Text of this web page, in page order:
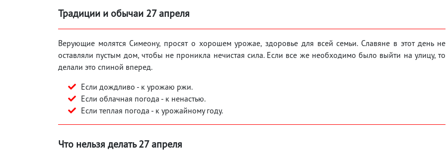
Традиции и обычаи 27 апреля
Верующие молятся Симеону, просят о хорошем урожае, здоровье для всей семьи. Славяне в этот день не
оставляли пустым дом, чтобы не проникла нечистая сила. Если все же необходимо было выйти на улицу, то
делали это спиной вперед.
Если дождливо - к урожаю ржи.
Если облачная погода - к ненастью.
Если теплая погода - к урожайному году.
Что нельзя делать 27 апреля